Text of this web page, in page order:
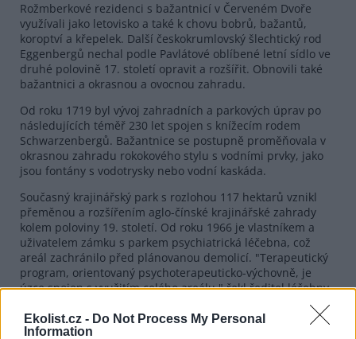
Ekolist.cz - Do Not Process My Personal
Information
Rožmberkové rezidenci s bažantnicí v Červeném Dvoře
využívali jako letovisko a také k chovu bobrů, bažantů,
koroptví a křepelek. Další českokrumlovský šlechtický rod
Eggenbergů nechal podle Pavlátové oblíbené letní sídlo ve
druhé polovině 17. století opravit a rozšířit. Obnovili také
bažantnici a okrasnou a ovocnou zahradu.
Od roku 1719 byl vývoj zahradních a parkových úprav po
následujících téměř 230 let spojen s knížecím rodem
Schwarzenbergů. Bažantnice se postupně proměňovala v
okrasnou zahradu rokokového stylu s vodními prvky, jako
jsou fontány s vodotrysky nebo vodní kaskáda.
Současný krajinářský park s rozlohou 117 hektarů vznikl
přeměnou a rozšířením aglo-čínské krajinářské zahrady
kolem poloviny 19. století. Od roku 1966 je vlastníkem a
uživatelem zámku s parkem psychiatrická léčebna, což
areál zachránilo před plánovanou demolicí. "Terapeutický
program, orientovaný psychoterapeuticko-výchovně, je
úzce spojen s využitím celého areálu," řekl ředitel léčebny
V galerii památkového ústavu na českobudějovickém